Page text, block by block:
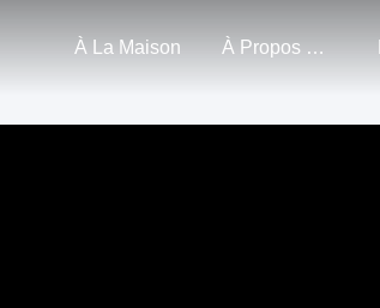
À La Maison À Propos De Nous